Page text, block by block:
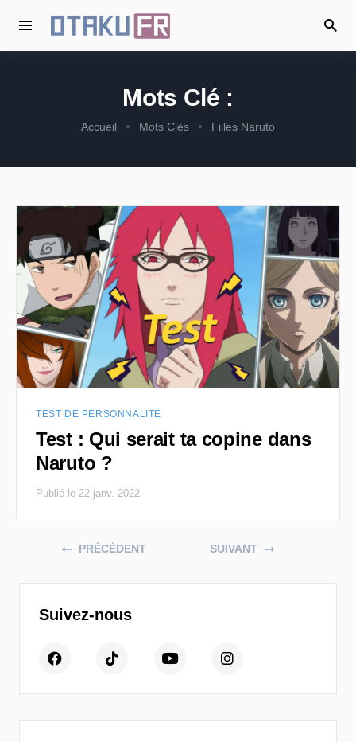
Mots Clé :
Accueil Mots Clès Filles Naruto
TEST DE PERSONNALITÉ
Test : Qui serait ta copine dans
Naruto ?
Publié le 22 janv. 2022
Posts navigation
PRÉCÉDENT SUIVANT
Suivez-nous